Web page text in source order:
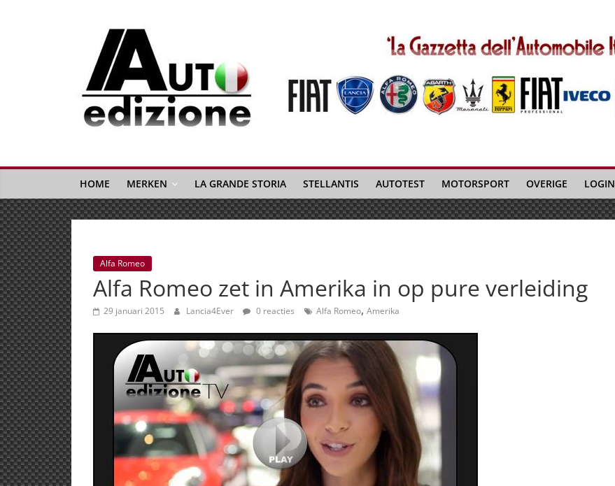
Auto
Edizione
La
Gazetta
dell'Automobile
Italiana
|
Italiaans
autonieuws
&
lifestyle
HOME MERKEN LA GRANDE STORIA STELLANTIS AUTOTEST MOTORSPORT OVERIGE LOGIN
Alfa Romeo
Alfa Romeo zet in Amerika in op pure verleiding
29 januari 2015 Lancia4Ever 0 reacties Alfa Romeo, Amerika